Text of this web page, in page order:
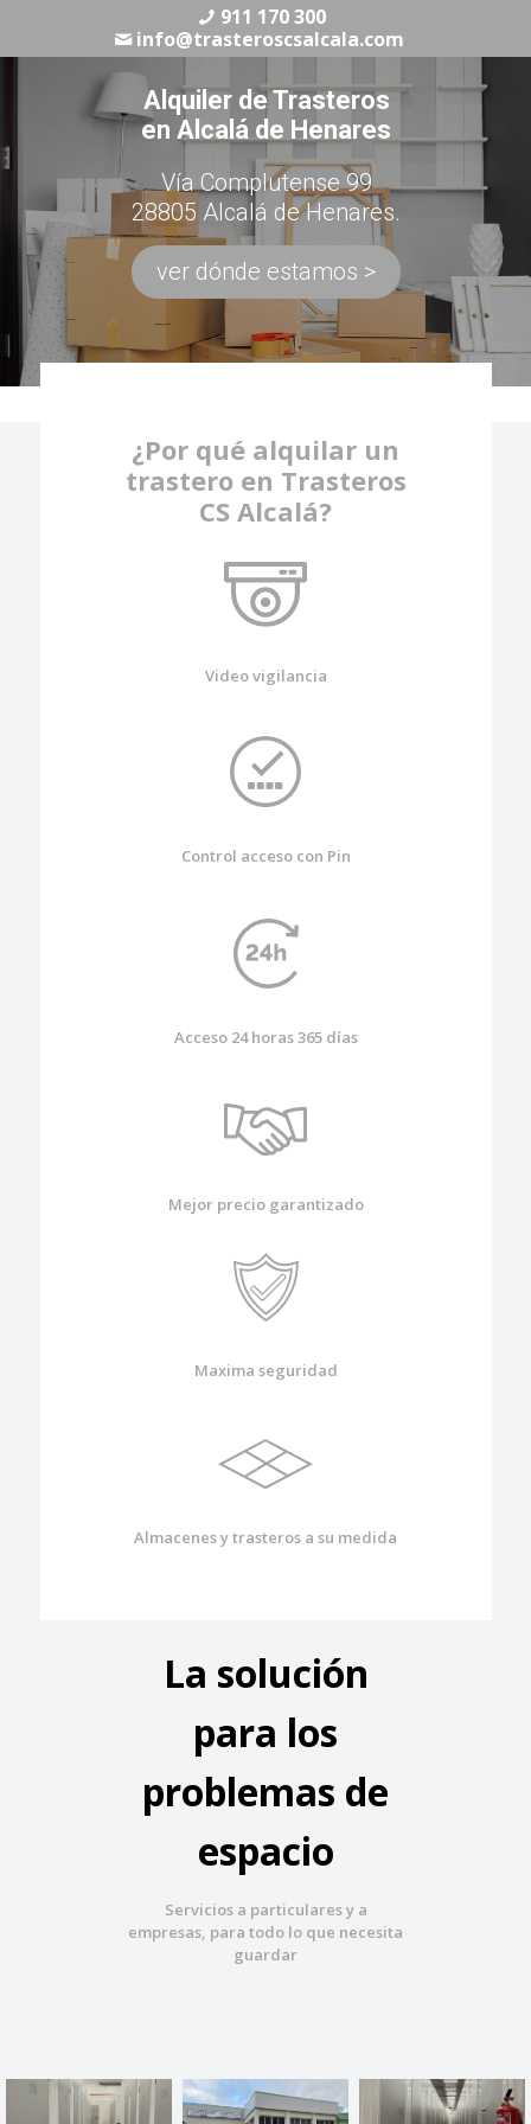
911 170 300
info@trasteroscsalcala.com
Alquiler de Trasteros
en Alcalá de Henares
Vía Complutense 99
28805 Alcalá de Henares.
ver dónde estamos >
¿Por qué alquilar un
trastero en Trasteros
CS Alcalá?
Video vigilancia
Control acceso con Pin
Acceso 24 horas 365 días
Mejor precio garantizado
Maxima seguridad
Almacenes y trasteros a su medida
La solución
para los
problemas de
espacio
Servicios a particulares y a
empresas, para todo lo que necesita
guardar